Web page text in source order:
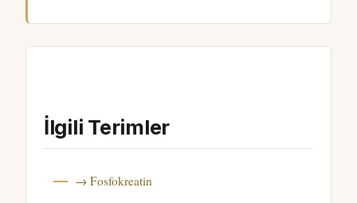
İlgili Terimler
→ Fosfokreatin